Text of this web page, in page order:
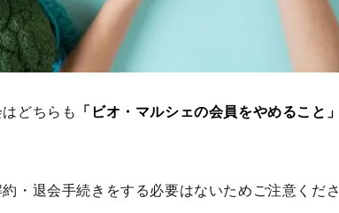
どちらも
「ビオ・マルシェの会員をやめること」
・退会手続きをする必要はないためご注意くださ